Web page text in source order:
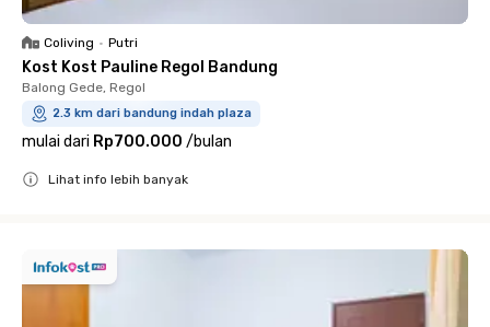
Coliving • Putri
Kost Kost Pauline Regol Bandung
Balong Gede, Regol
2.3 km dari bandung indah plaza
mulai dari Rp700.000 /bulan
Lihat info lebih banyak